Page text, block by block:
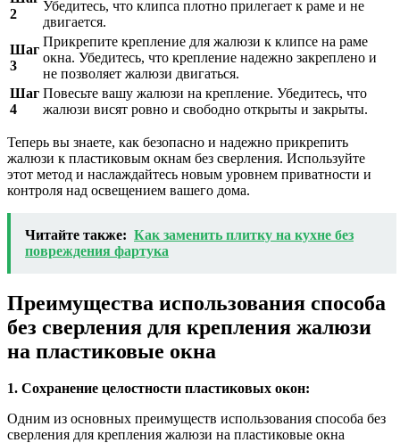
2
Убедитесь, что клипса плотно прилегает к раме и не
двигается.
Шаг
3
Прикрепите крепление для жалюзи к клипсе на раме
окна. Убедитесь, что крепление надежно закреплено и
не позволяет жалюзи двигаться.
Шаг
4
Повесьте вашу жалюзи на крепление. Убедитесь, что
жалюзи висят ровно и свободно открыты и закрыты.
Теперь вы знаете, как безопасно и надежно прикрепить
жалюзи к пластиковым окнам без сверления. Используйте
этот метод и наслаждайтесь новым уровнем приватности и
контроля над освещением вашего дома.
Читайте также: Как заменить плитку на кухне без
повреждения фартука
Преимущества использования способа
без сверления для крепления жалюзи
на пластиковые окна
1. Сохранение целостности пластиковых окон:
Одним из основных преимуществ использования способа без
сверления для крепления жалюзи на пластиковые окна